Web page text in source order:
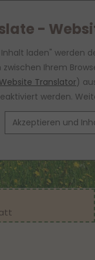
-
Inhalt laden"
Ihrem
Translator)
werden.
Akzeptieren und